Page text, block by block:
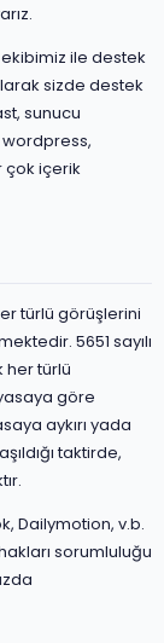
ile destek
sizde destek
sunucu
çok içerik
türlü görüşlerini
5651 sayılı
her türlü
göre
aykırı yada
taktirde,
Dailymotion, v.b.
sorumluluğu